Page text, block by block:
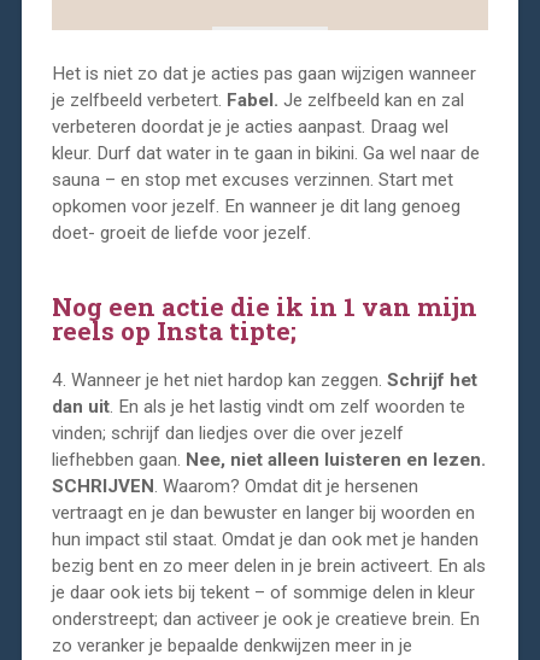
Het is niet zo dat je acties pas gaan wijzigen wanneer
je zelfbeeld verbetert. Fabel. Je zelfbeeld kan en zal
verbeteren doordat je je acties aanpast. Draag wel
kleur. Durf dat water in te gaan in bikini. Ga wel naar de
sauna – en stop met excuses verzinnen. Start met
opkomen voor jezelf. En wanneer je dit lang genoeg
doet- groeit de liefde voor jezelf.
Nog een actie die ik in 1 van mijn
reels op Insta tipte;
4. Wanneer je het niet hardop kan zeggen. Schrijf het
dan uit. En als je het lastig vindt om zelf woorden te
vinden; schrijf dan liedjes over die over jezelf
liefhebben gaan. Nee, niet alleen luisteren en lezen.
SCHRIJVEN. Waarom? Omdat dit je hersenen
vertraagt en je dan bewuster en langer bij woorden en
hun impact stil staat. Omdat je dan ook met je handen
bezig bent en zo meer delen in je brein activeert. En als
je daar ook iets bij tekent – of sommige delen in kleur
onderstreept; dan activeer je ook je creatieve brein. En
zo veranker je bepaalde denkwijzen meer in je